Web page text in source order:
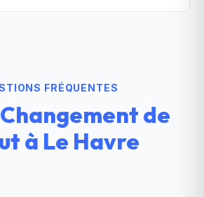
FRÉQUENTES
Changement de
à Le Havre